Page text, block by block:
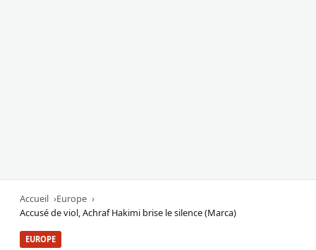
Accueil
Europe
Accusé de viol, Achraf Hakimi brise le silence (Marca)
EUROPE